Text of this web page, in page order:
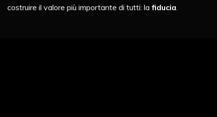
costruire il valore più importante di tutti: la fiducia.